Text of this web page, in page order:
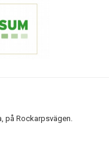
på Rockarpsvägen.